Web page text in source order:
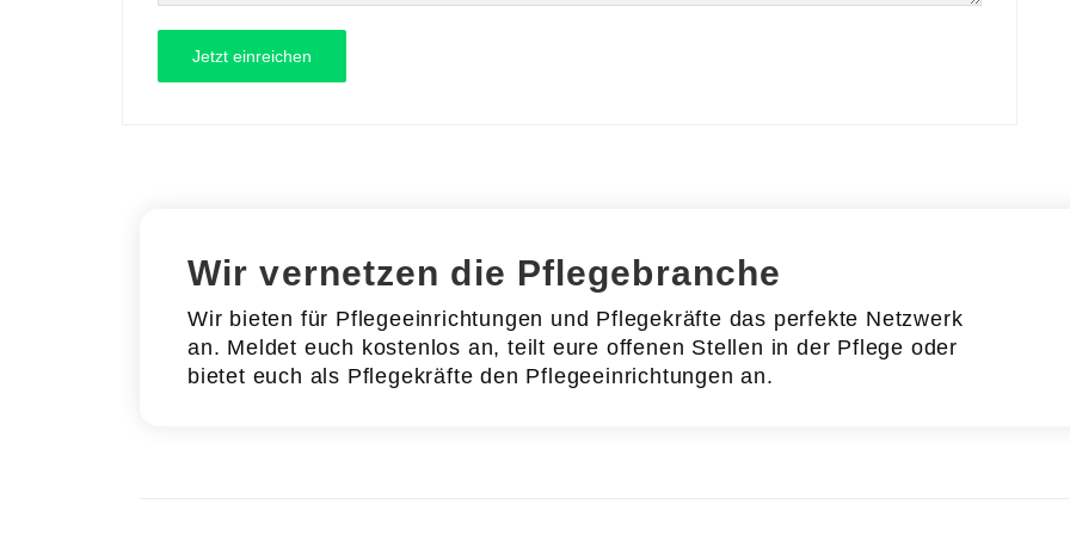
Wir vernetzen die Pflegebranche
Wir bieten für Pflegeeinrichtungen und Pflegekräfte das perfekte Netzwerk
an. Meldet euch kostenlos an, teilt eure offenen Stellen in der Pflege oder
bietet euch als Pflegekräfte den Pflegeeinrichtungen an.